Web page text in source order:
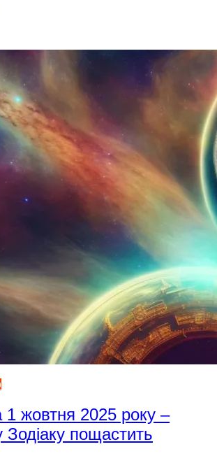
1 жовтня 2025 року –
Зодіаку пощастить